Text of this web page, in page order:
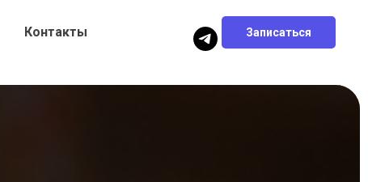
Контакты Записаться